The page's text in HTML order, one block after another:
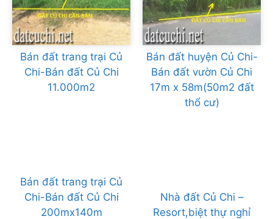
Bán đất trang trại Củ
Chi-Bán đất Củ Chi
11.000m2
Bán đất huyện Củ Chi-
Bán đất vườn Củ Chi
17m x 58m(50m2 đất
thổ cư)
Bán đất trang trại Củ
Chi-Bán đất Củ Chi
200mx140m
Nhà đất Củ Chi –
Resort,biệt thự nghỉ